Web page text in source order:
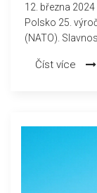
12. března
Polsko 25.
(NATO).
Číst více